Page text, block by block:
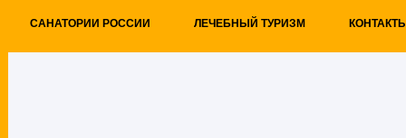
САНАТОРИИ РОССИИ ЛЕЧЕБНЫЙ ТУРИЗМ